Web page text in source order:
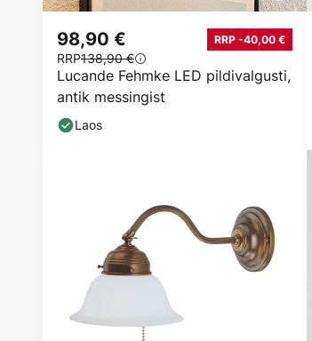
Lucande Fehmke LED pildivalgusti,
antik messingist
98,90 € RRP -40,00 €
RRP138,90 €
Laos